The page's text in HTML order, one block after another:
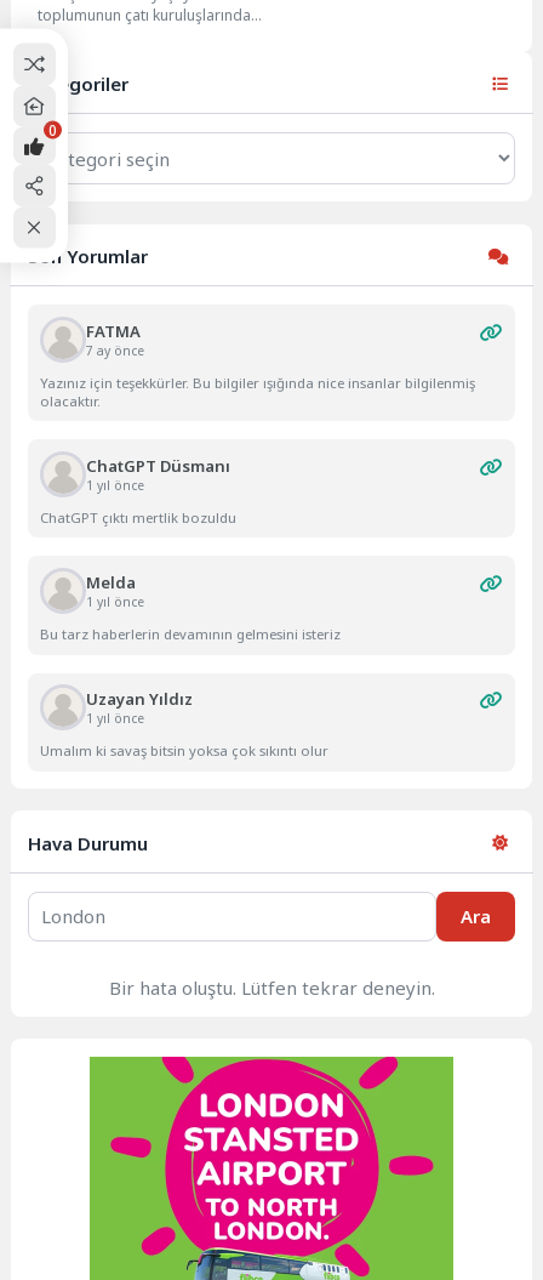
toplumunun çatı kuruluşlarından
Association (BTA), bugün
gerçekleştirdiği...
Kategoriler
Kategoriler
Son Yorumlar
FATMA
7 ay önce
Yazınız için teşekkürler. Bu bilgiler ışığında nice insanlar bilgilenmiş
olacaktır.
ChatGPT Düsmanı
1 yıl önce
ChatGPT çıktı mertlik bozuldu
Melda
1 yıl önce
Bu tarz haberlerin devamının gelmesini isteriz
Uzayan Yıldız
1 yıl önce
Umalım ki savaş bitsin yoksa çok sıkıntı olur
Hava Durumu
Ara
Bir hata oluştu. Lütfen tekrar deneyin.
0